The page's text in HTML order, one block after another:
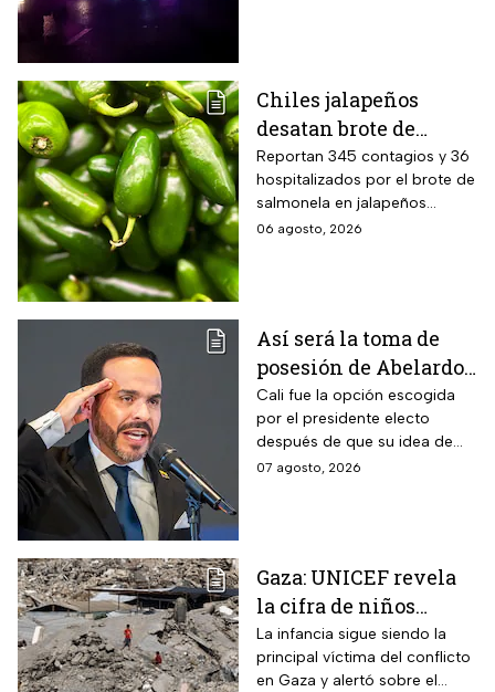
Chiles jalapeños
desatan brote de
salmonella en 27
estados de EUA
Reportan 345 contagios y 36
hospitalizados por el brote de
salmonela en jalapeños
exportados desde México
06 agosto, 2026
Así será la toma de
posesión de Abelardo
De La Espriella en
Cali, Colombia: fecha,
hora y dónde ver
Cali fue la opción escogida
por el presidente electo
después de que su idea de
hacerlo en una guarnición
07 agosto, 2026
Gaza: UNICEF revela
la cifra de niños
muertos tras alto al
fuego
La infancia sigue siendo la
principal víctima del conflicto
en Gaza y alertó sobre el